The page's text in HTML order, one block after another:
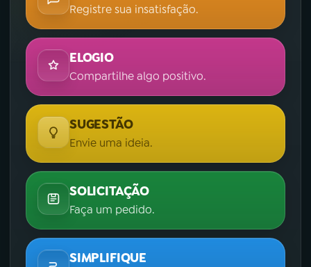
Registre sua insatisfação.
ELOGIO
Compartilhe algo positivo.
SUGESTÃO
Envie uma ideia.
SOLICITAÇÃO
Faça um pedido.
SIMPLIFIQUE